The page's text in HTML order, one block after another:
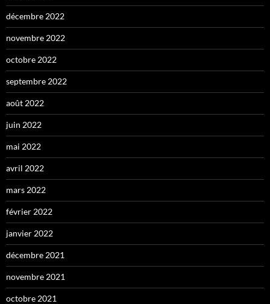
décembre 2022
novembre 2022
octobre 2022
septembre 2022
août 2022
juin 2022
mai 2022
avril 2022
mars 2022
février 2022
janvier 2022
décembre 2021
novembre 2021
octobre 2021